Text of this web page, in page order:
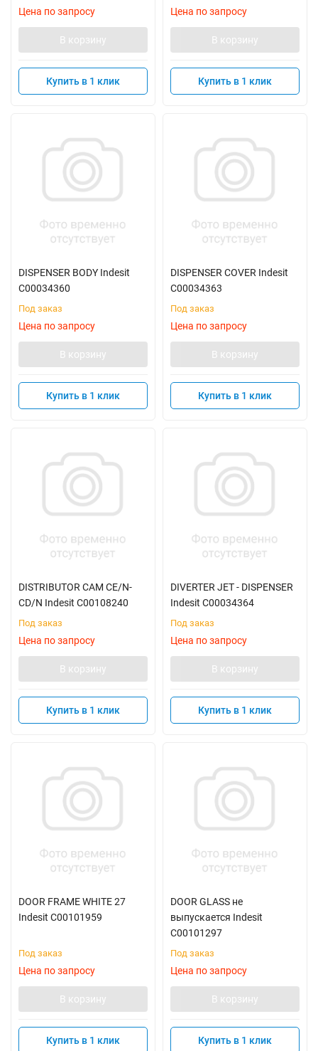
Цена по запросу
В корзину
Купить в 1 клик
Цена по запросу
В корзину
Купить в 1 клик
DISPENSER BODY Indesit
C00034360
Под заказ
Цена по запросу
В корзину
Купить в 1 клик
DISPENSER COVER Indesit
C00034363
Под заказ
Цена по запросу
В корзину
Купить в 1 клик
DISTRIBUTOR CAM CE/N-
CD/N Indesit C00108240
Под заказ
Цена по запросу
В корзину
Купить в 1 клик
DIVERTER JET - DISPENSER
Indesit C00034364
Под заказ
Цена по запросу
В корзину
Купить в 1 клик
DOOR FRAME WHITE 27
Indesit C00101959
Под заказ
Цена по запросу
В корзину
Купить в 1 клик
DOOR GLASS не
выпускается Indesit
C00101297
Под заказ
Цена по запросу
В корзину
Купить в 1 клик